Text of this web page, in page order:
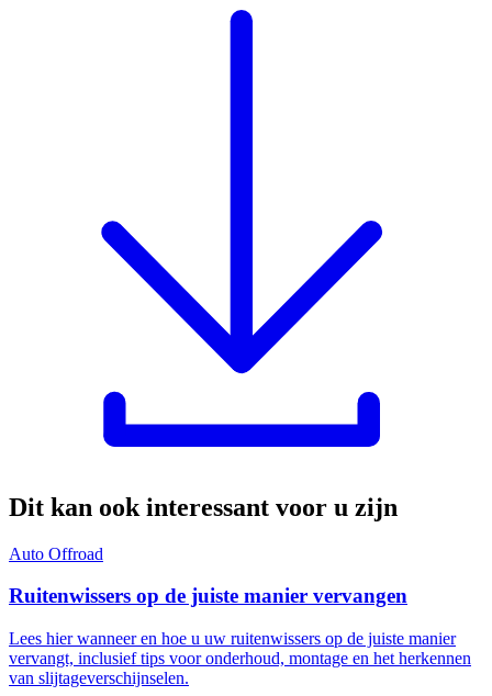
Dit kan ook interessant voor u zijn
Auto Offroad
Ruitenwissers op de juiste manier vervangen
Lees hier wanneer en hoe u uw ruitenwissers op de juiste manier
vervangt, inclusief tips voor onderhoud, montage en het herkennen
van slijtageverschijnselen.